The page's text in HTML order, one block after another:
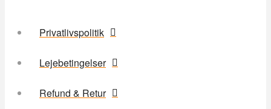
Privatlivspolitik
Lejebetingelser
Refund & Retur